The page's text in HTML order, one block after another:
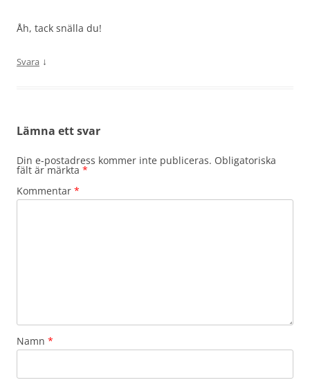
Åh, tack snälla du!
Svara ↓
Lämna ett svar
Din e-postadress kommer inte publiceras. Obligatoriska
fält är märkta *
Kommentar *
Namn *